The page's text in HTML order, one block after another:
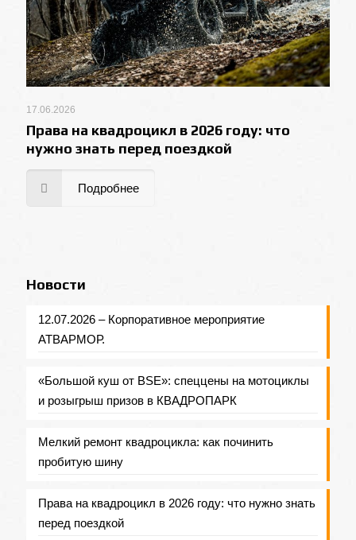
17.06.2026
Права на квадроцикл в 2026 году: что
нужно знать перед поездкой
Подробнее
Новости
12.07.2026 – Корпоративное мероприятие
АТВАРМОР.
«Большой куш от BSE»: спеццены на мотоциклы
и розыгрыш призов в КВАДРОПАРК
Мелкий ремонт квадроцикла: как починить
пробитую шину
Права на квадроцикл в 2026 году: что нужно знать
перед поездкой